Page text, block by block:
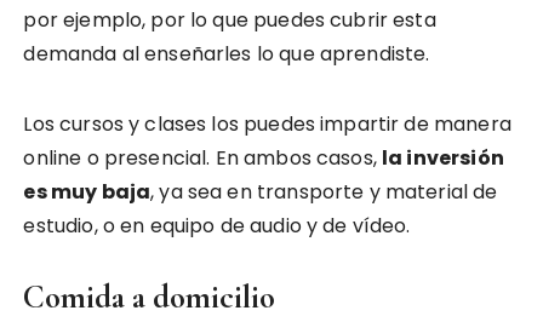
por ejemplo, por lo que puedes cubrir esta
demanda al enseñarles lo que aprendiste.
Los cursos y clases los puedes impartir de manera
online o presencial. En ambos casos, la inversión
es muy baja, ya sea en transporte y material de
estudio, o en equipo de audio y de vídeo.
Comida a domicilio